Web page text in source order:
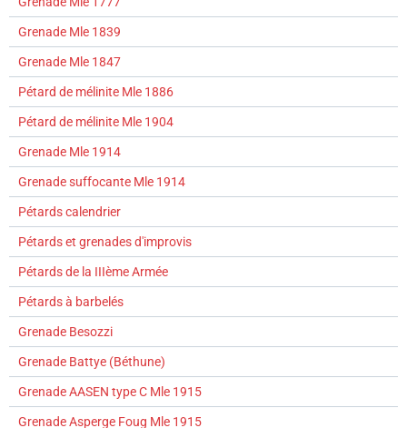
Grenade Mle 1839
Grenade Mle 1847
Pétard de mélinite Mle 1886
Pétard de mélinite Mle 1904
Grenade Mle 1914
Grenade suffocante Mle 1914
Pétards calendrier
Pétards et grenades d'improvis
Pétards de la IIIème Armée
Pétards à barbelés
Grenade Besozzi
Grenade Battye (Béthune)
Grenade AASEN type C Mle 1915
Grenade Asperge Foug Mle 1915